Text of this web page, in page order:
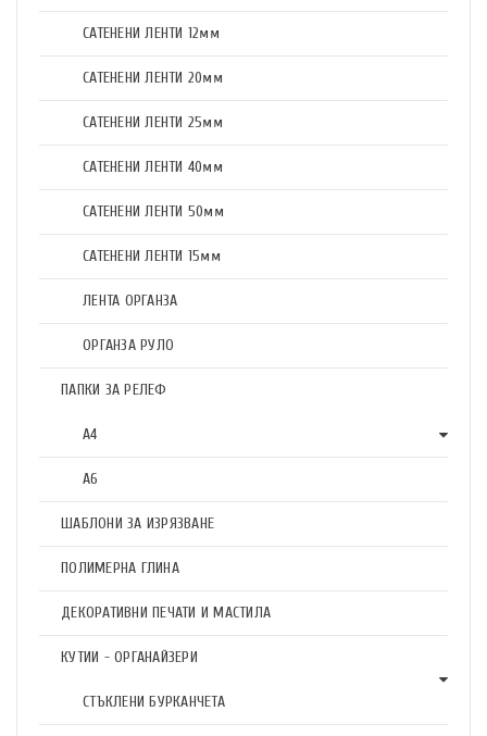
САТЕНЕНИ ЛЕНТИ 12мм
САТЕНЕНИ ЛЕНТИ 20мм
САТЕНЕНИ ЛЕНТИ 25мм
САТЕНЕНИ ЛЕНТИ 40мм
САТЕНЕНИ ЛЕНТИ 50мм
САТЕНЕНИ ЛЕНТИ 15мм
ЛЕНТА ОРГАНЗА
ОРГАНЗА РУЛО
ПАПКИ ЗА РЕЛЕФ
А4
А6
ШАБЛОНИ ЗА ИЗРЯЗВАНЕ
ПОЛИМЕРНА ГЛИНА
ДЕКОРАТИВНИ ПЕЧАТИ И МАСТИЛА
КУТИИ - ОРГАНАЙЗЕРИ
СТЪКЛЕНИ БУРКАНЧЕТА